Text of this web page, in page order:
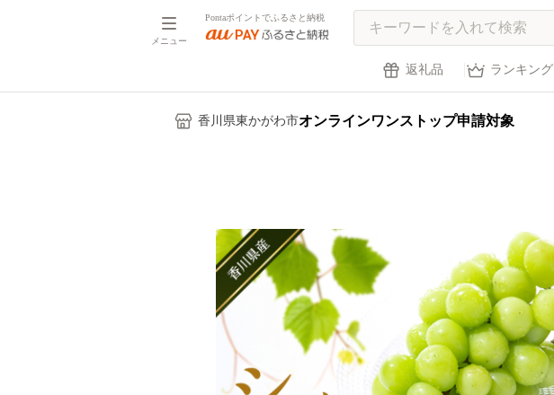
メニュー
Pontaポイントでふるさと納税
返礼品 ランキング
香川県東かがわ市オンラインワンストップ申請対象